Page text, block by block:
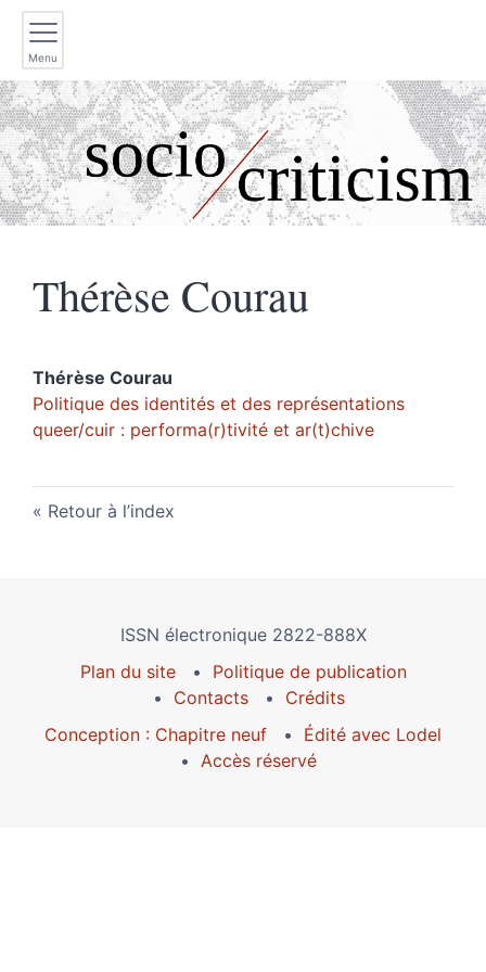
Menu
Thérèse Courau
Thérèse Courau
Politique des identités et des représentations
queer/cuir : performa(r)tivité et ar(t)chive
Retour à l’index
ISSN électronique 2822-888X
Plan du site
Politique de publication
Contacts
Crédits
Conception : Chapitre neuf
Édité avec Lodel
Accès réservé